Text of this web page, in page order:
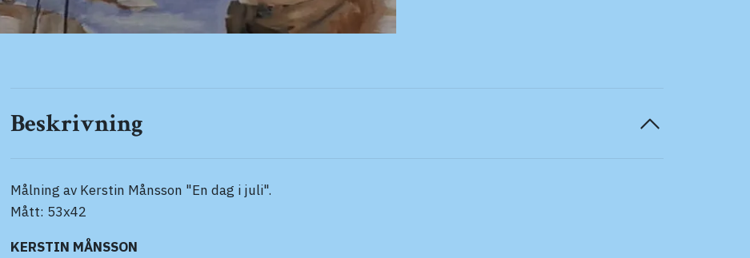
Beskrivning
Målning av Kerstin Månsson "En dag i juli".
Mått: 53x42
KERSTIN MÅNSSON